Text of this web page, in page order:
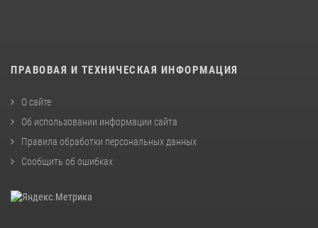
ПРАВОВАЯ И ТЕХНИЧЕСКАЯ ИНФОРМАЦИЯ
О сайте
Об использовании информации сайта
Правила обработки персональных данных
Сообщить об ошибках